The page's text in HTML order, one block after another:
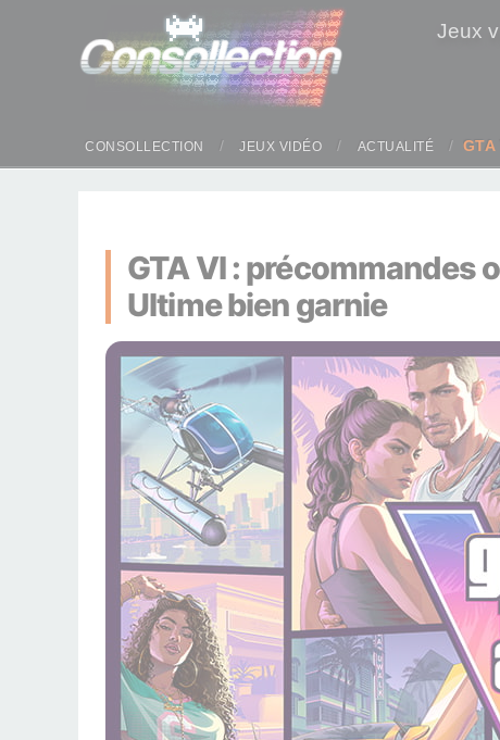
Jeux
CONSOLLECTION JEUX VIDÉO ACTUALITÉ GTA
GTA VI : précommandes
Ultime bien garnie
Panneau de gestion des cookies